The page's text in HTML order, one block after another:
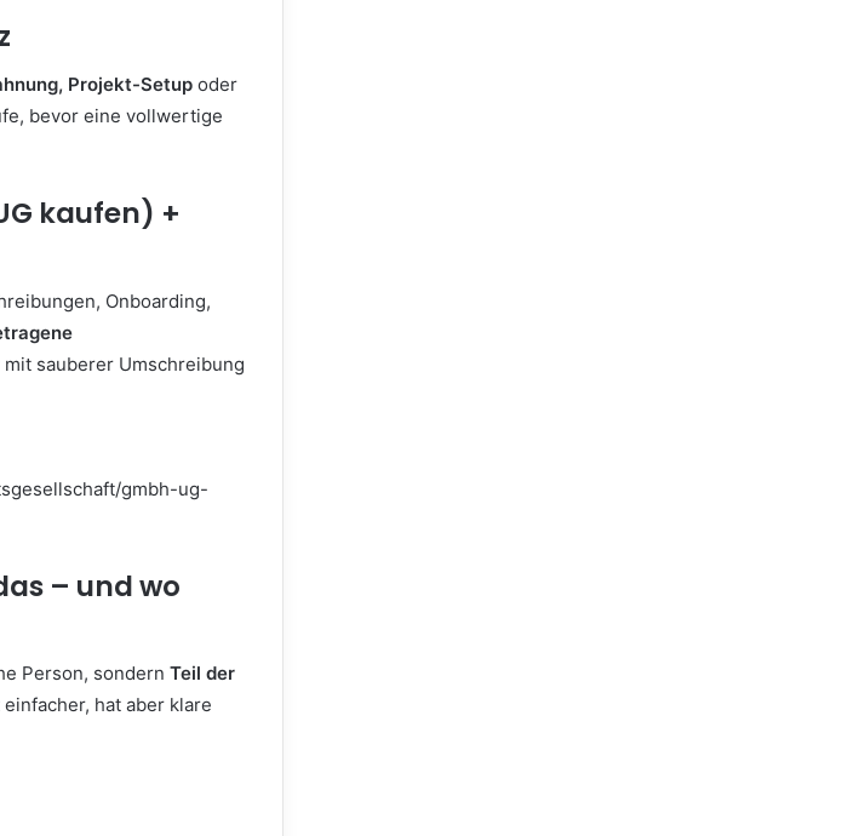
Projekt-Setup oder
bevor eine vollwertige
kaufen) +
Onboarding,
sauberer Umschreibung
gmbh-ug-
– und wo
Person, sondern Teil der
hat aber klare